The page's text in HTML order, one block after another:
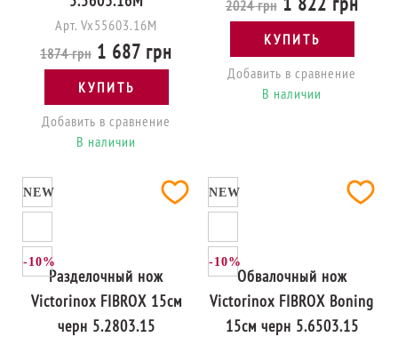
Арт. Vx55603.16M
1874 грн 1 687 грн
КУПИТЬ
Добавить в сравнение
В наличии
2024 грн
КУПИТЬ
Добавить в сравнение
В наличии
NEW
-10%
Разделочный нож
Victorinox FIBROX 15см
черн 5.2803.15
NEW
-10%
Обвалочный нож
Victorinox FIBROX Boning
15см черн 5.6503.15